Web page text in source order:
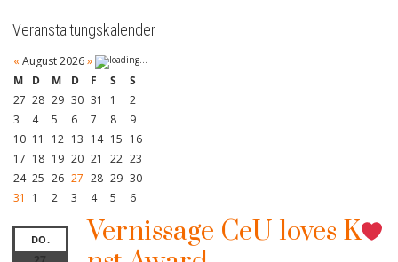
Veranstaltungskalender
« August 2026»
M
D M D F S
S
27 28 29 30 31 1
2
3
4 5 6 7 8
9
10 11 12 13 14 15 16
17 18 19 20 21 22 23
24 25 26 27 28 29 30
31
1 2 3 4 5 6
DO.
Vernissage CeU loves K